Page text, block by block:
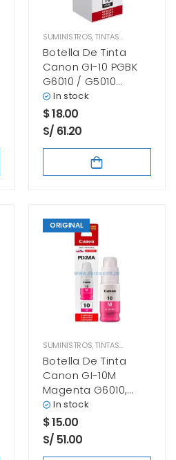
SUMINISTROS,TINTAS CANON
Botella De Tinta
Canon GI-10 PGBK
G6010 / G5010
Negro Original
In stock
$18.00
S/ 61.20
ORIGINAL
SUMINISTROS,TINTAS CANON
Botella De Tinta
Canon GI-10M
Magenta G6010,
G6011, G7010 70
Mililitros
In stock
$15.00
S/ 51.00